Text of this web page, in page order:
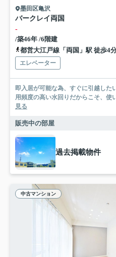
墨田区亀沢
バークレイ両国
-
/築46年 /6階建
都営大江戸線「両国」駅 徒歩4
エレベーター
即入居が可能な為、すぐに引越した
用頻度の高い水回りだからこそ、使
見る
販売中の部屋
過去掲載物件
中古マンション